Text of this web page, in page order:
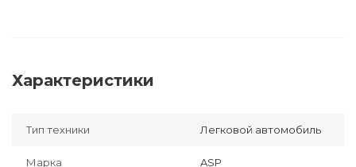
Характеристики
Тип техники Легковой автомобиль
Марка ASP